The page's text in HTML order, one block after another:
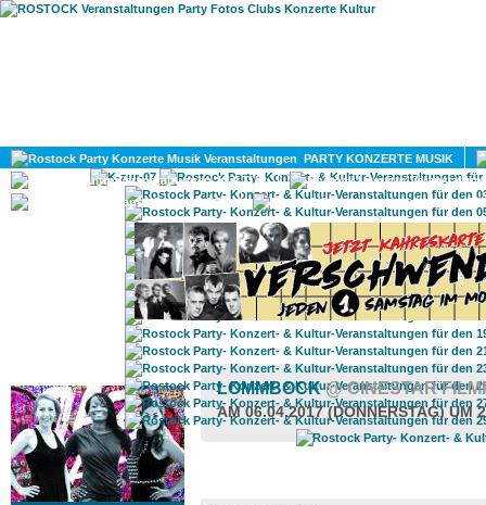
PARTY KONZERTE MUSIK
KULTUR
GAY
ROSTOCK TAGESTIPP
LOMMBOCK@ CINESTAR
AM 06.04.2017 (DONNERSTAG) UM